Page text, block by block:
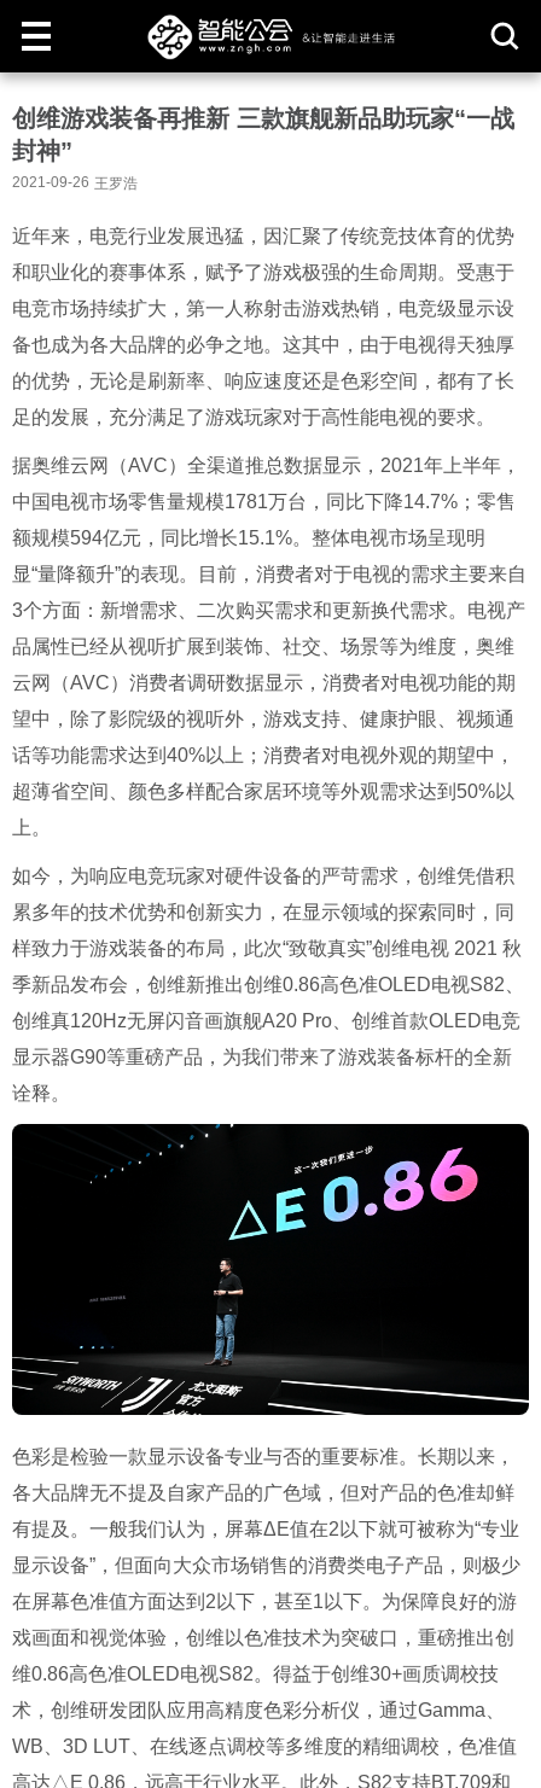
创维游戏装备再推新 三款旗舰新品助玩家“一战
封神”
2021-09-26 王罗浩
近年来，电竞行业发展迅猛，因汇聚了传统竞技体育的优势
和职业化的赛事体系，赋予了游戏极强的生命周期。受惠于
电竞市场持续扩大，第一人称射击游戏热销，电竞级显示设
备也成为各大品牌的必争之地。这其中，由于电视得天独厚
的优势，无论是刷新率、响应速度还是色彩空间，都有了长
足的发展，充分满足了游戏玩家对于高性能电视的要求。
据奥维云网（AVC）全渠道推总数据显示，2021年上半年，
中国电视市场零售量规模1781万台，同比下降14.7%；零售
额规模594亿元，同比增长15.1%。整体电视市场呈现明
显“量降额升”的表现。目前，消费者对于电视的需求主要来自
3个方面：新增需求、二次购买需求和更新换代需求。电视产
品属性已经从视听扩展到装饰、社交、场景等为维度，奥维
云网（AVC）消费者调研数据显示，消费者对电视功能的期
望中，除了影院级的视听外，游戏支持、健康护眼、视频通
话等功能需求达到40%以上；消费者对电视外观的期望中，
超薄省空间、颜色多样配合家居环境等外观需求达到50%以
上。
如今，为响应电竞玩家对硬件设备的严苛需求，创维凭借积
累多年的技术优势和创新实力，在显示领域的探索同时，同
样致力于游戏装备的布局，此次“致敬真实”创维电视 2021 秋
季新品发布会，创维新推出创维0.86高色准OLED电视S82、
创维真120Hz无屏闪音画旗舰A20 Pro、创维首款OLED电竞
显示器G90等重磅产品，为我们带来了游戏装备标杆的全新
诠释。
色彩是检验一款显示设备专业与否的重要标准。长期以来，
各大品牌无不提及自家产品的广色域，但对产品的色准却鲜
有提及。一般我们认为，屏幕ΔE值在2以下就可被称为“专业
显示设备”，但面向大众市场销售的消费类电子产品，则极少
在屏幕色准值方面达到2以下，甚至1以下。为保障良好的游
戏画面和视觉体验，创维以色准技术为突破口，重磅推出创
维0.86高色准OLED电视S82。得益于创维30+画质调校技
术，创维研发团队应用高精度色彩分析仪，通过Gamma、
WB、3D LUT、在线逐点调校等多维度的精细调校，色准值
高达△E 0.86，远高于行业水平。此外，S82支持BT.709和